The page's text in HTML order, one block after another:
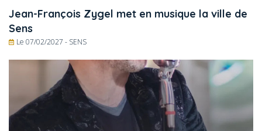
Jean-François Zygel met en musique la ville de
Sens
Le 07/02/2027 - SENS